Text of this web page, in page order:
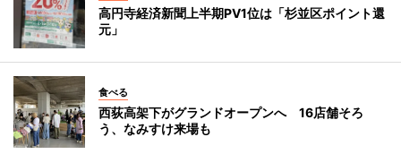
高円寺経済新聞上半期PV1位は「杉並区ポイント還
元」
食べる
西荻高架下がグランドオープンへ 16店舗そろ
う、なみすけ来場も